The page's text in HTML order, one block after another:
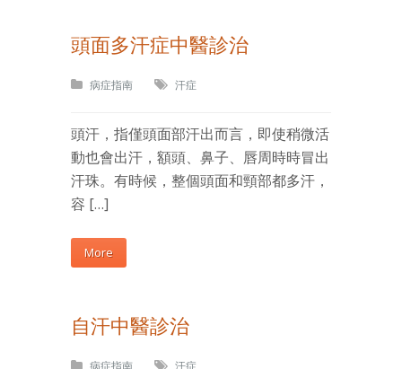
頭面多汗症中醫診治
病症指南 汗症
頭汗，指僅頭面部汗出而言，即使稍微活
動也會出汗，額頭、鼻子、唇周時時冒出
汗珠。有時候，整個頭面和頸部都多汗，
容 […]
More
自汗中醫診治
病症指南 汗症